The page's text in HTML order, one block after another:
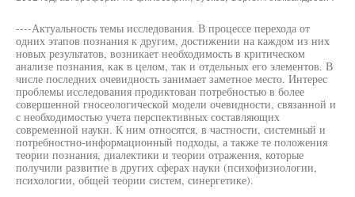
----Актуальность темы исследования. В процессе перехода от
одних этапов познания к другим, достижении на каждом из них
новых результатов, возникает необходимость в критическом
анализе познания, как в целом, так и отдельных его элементов. В
числе последних очевидность занимает заметное место. Интерес
проблемы исследования продиктован потребностью в более
совершенной гносеологической модели очевидности, связанной и
с необходимостью учета перспективных составляющих
современной науки. К ним относятся, в частности, системный и
потребностно-информационный подходы, а также те положения
теории познания, диалектики и теории отражения, которые
получили развитие в других сферах науки (психофизиологии,
психологии, общей теории систем, синергетике).